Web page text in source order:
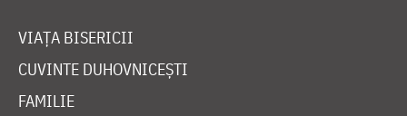
VIAȚA BISERICII
CUVINTE DUHOVNICEȘTI
FAMILIE